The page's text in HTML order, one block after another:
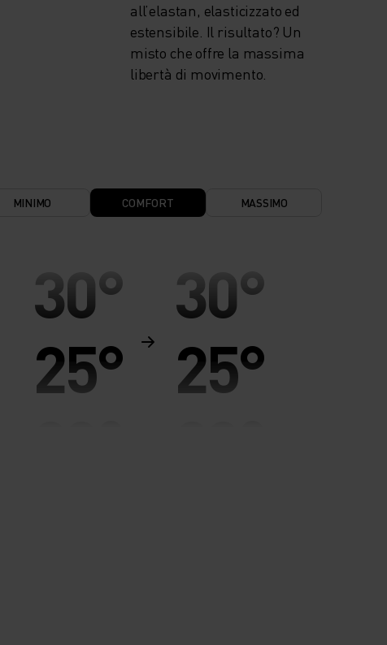
all’elastan, elasticizzato ed
estensibile. Il risultato? Un
misto che offre la massima
libertà di movimento.
MINIMO COMFORT MASSIMO
30°
25°
30°
25°